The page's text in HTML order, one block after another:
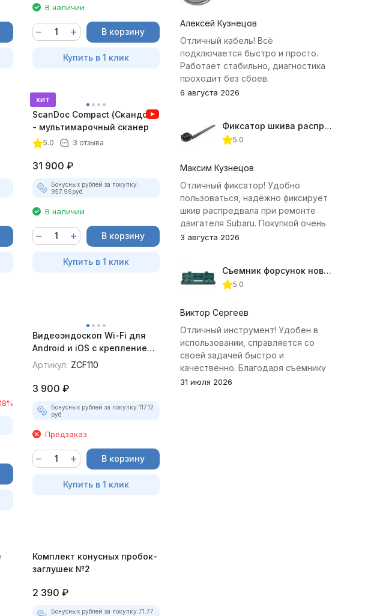
В наличии
В корзину
Купить в 1 клик
хит
ScanDoc Compact (Скандок)
- мультимарочный сканер
5.0 3 отзыва
31 900 ₽
Бонусных рублей за покупку:
957.96руб.
В наличии
В корзину
Купить в 1 клик
Видеоэндоскоп Wi-Fi для
Android и iOS с креплением
для смартфона
Артикул: ZCF110
3 900 ₽
Бонусных рублей за покупку:117.12
руб.
Предзаказ
В корзину
Купить в 1 клик
Комплект конусных пробок-
заглушек №2
2 390 ₽
Бонусных рублей за покупку:71.77
Алексей Кузнецов
Отличный кабель! Всё
подключается быстро и просто.
Работает стабильно, диагностика
проходит без сбоев.
6 августа 2026
Фиксатор шкива распредвала (Subaru) JTC-4409
5.0
Максим Кузнецов
Отличный фиксатор! Удобно
пользоваться, надёжно фиксирует
шкив распредвала при ремонте
двигателя Subaru. Покупкой очень
доволен.
3 августа 2026
Съемник форсунок новых дизельных двигателей Jonnesway
5.0
Виктор Сергеев
Отличный инструмент! Удобен в
использовании, справляется со
своей задачей быстро и
качественно. Благодаря съемнику
удалось избежать лишних хлопот с
31 июля 2026